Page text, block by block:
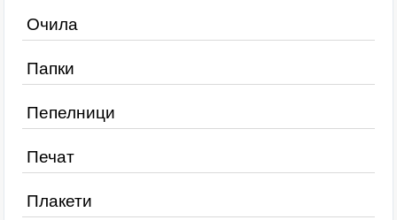
Очила
Папки
Пепелници
Печат
Плакети